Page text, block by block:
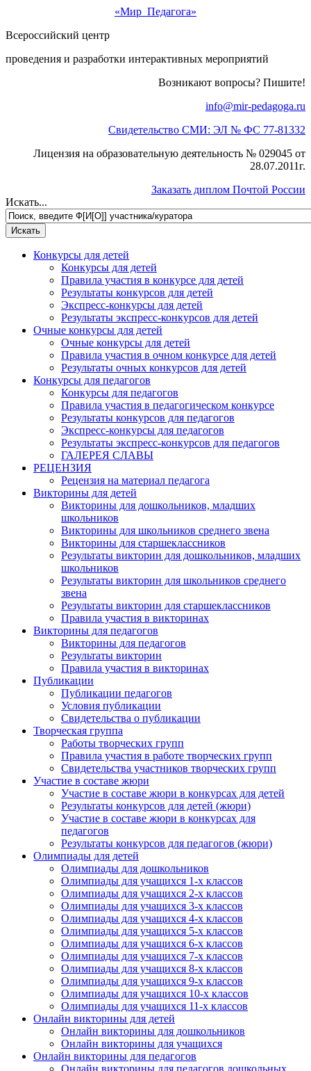
«Мир Педагога»
Всероссийский центр
проведения и разработки интерактивных мероприятий
Возникают вопросы? Пишите!
info@mir-pedagoga.ru
Свидетельство СМИ: ЭЛ № ФС 77-81332
Лицензия на образовательную деятельность № 029045 от
28.07.2011г.
Заказать диплом Почтой России
Искать...
Конкурсы для детей
Конкурсы для детей
Правила участия в конкурсе для детей
Результаты конкурсов для детей
Экспресс-конкурсы для детей
Результаты экспресс-конкурсов для детей
Очные конкурсы для детей
Очные конкурсы для детей
Правила участия в очном конкурсе для детей
Результаты очных конкурсов для детей
Конкурсы для педагогов
Конкурсы для педагогов
Правила участия в педагогическом конкурсе
Результаты конкурсов для педагогов
Экспресс-конкурсы для педагогов
Результаты экспресс-конкурсов для педагогов
ГАЛЕРЕЯ СЛАВЫ
РЕЦЕНЗИЯ
Рецензия на материал педагога
Викторины для детей
Викторины для дошкольников, младших
школьников
Викторины для школьников среднего звена
Викторины для старшеклассников
Результаты викторин для дошкольников, младших
школьников
Результаты викторин для школьников среднего
звена
Результаты викторин для старшеклассников
Правила участия в викторинах
Викторины для педагогов
Викторины для педагогов
Результаты викторин
Правила участия в викторинах
Публикации
Публикации педагогов
Условия публикации
Свидетельства о публикации
Творческая группа
Работы творческих групп
Правила участия в работе творческих групп
Свидетельства участников творческих групп
Участие в составе жюри
Участие в составе жюри в конкурсах для детей
Результаты конкурсов для детей (жюри)
Участие в составе жюри в конкурсах для
педагогов
Результаты конкурсов для педагогов (жюри)
Олимпиады для детей
Олимпиады для дошкольников
Олимпиады для учащихся 1-х классов
Олимпиады для учащихся 2-х классов
Олимпиады для учащихся 3-х классов
Олимпиады для учащихся 4-х классов
Олимпиады для учащихся 5-х классов
Олимпиады для учащихся 6-х классов
Олимпиады для учащихся 7-х классов
Олимпиады для учащихся 8-х классов
Олимпиады для учащихся 9-х классов
Олимпиады для учащихся 10-х классов
Олимпиады для учащихся 11-х классов
Онлайн викторины для детей
Онлайн викторины для дошкольников
Онлайн викторины для учащихся
Онлайн викторины для педагогов
Онлайн викторины для педагогов дошкольных